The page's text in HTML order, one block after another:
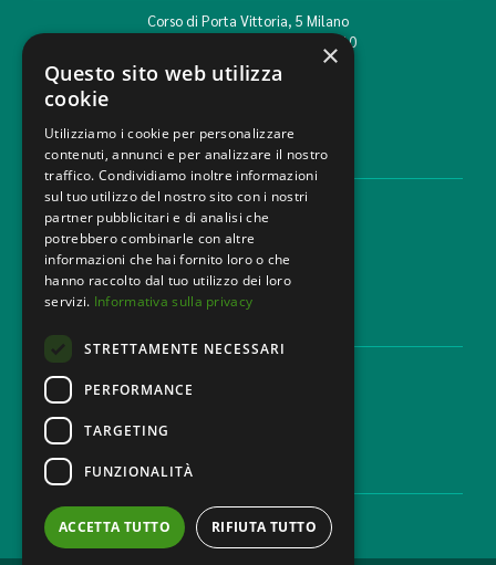
Corso di Porta Vittoria, 5 Milano
T. +39 02 777351 F. +39 02 784510
info@mbg.legal
AREE LEGALI
Aree di Competenza
Settori
Studio legale
Contatti
Lavora con noi
×
Questo sito web utilizza
cookie
Utilizziamo i cookie per personalizzare
contenuti, annunci e per analizzare il nostro
traffico. Condividiamo inoltre informazioni
sul tuo utilizzo del nostro sito con i nostri
partner pubblicitari e di analisi che
potrebbero combinarle con altre
informazioni che hai fornito loro o che
hanno raccolto dal tuo utilizzo dei loro
servizi. Informativa sulla privacy
STRETTAMENTE NECESSARI
PERFORMANCE
TARGETING
FUNZIONALITÀ
ACCETTA TUTTO RIFIUTA TUTTO